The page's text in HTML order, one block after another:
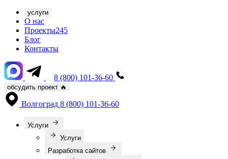
услуги
О нас
Проекты245
Блог
Контакты
8 (800) 101-36-60
обсудить проект 🔥
Волгоград 8 (800) 101-36-60
Услуги
Услуги
Разработка сайтов